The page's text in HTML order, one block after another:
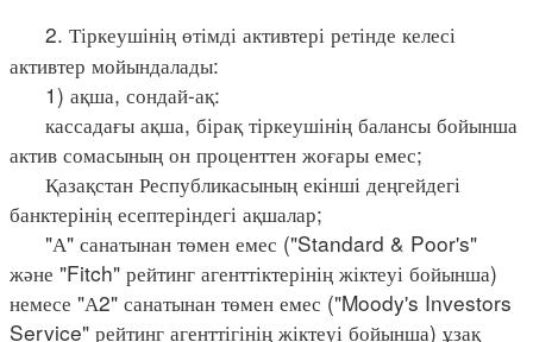
2. Тіркеушінің өтімді активтері ретінде келесі
активтер мойындалады:
1) ақша, сондай-ақ:
кассадағы ақша, бірақ тіркеушінің балансы бойынша
актив сомасының он проценттен жоғары емес;
Қазақстан Республикасының екінші деңгейдегі
банктерінің есептеріндегі ақшалар;
"А" санатынан төмен емес ("Standard & Poor's"
және "Fitch" рейтинг агенттіктерінің жіктеуі бойынша)
немесе "А2" санатынан төмен емес ("Moody's Investors
Service" рейтинг агенттігінің жіктеуі бойынша) ұзақ